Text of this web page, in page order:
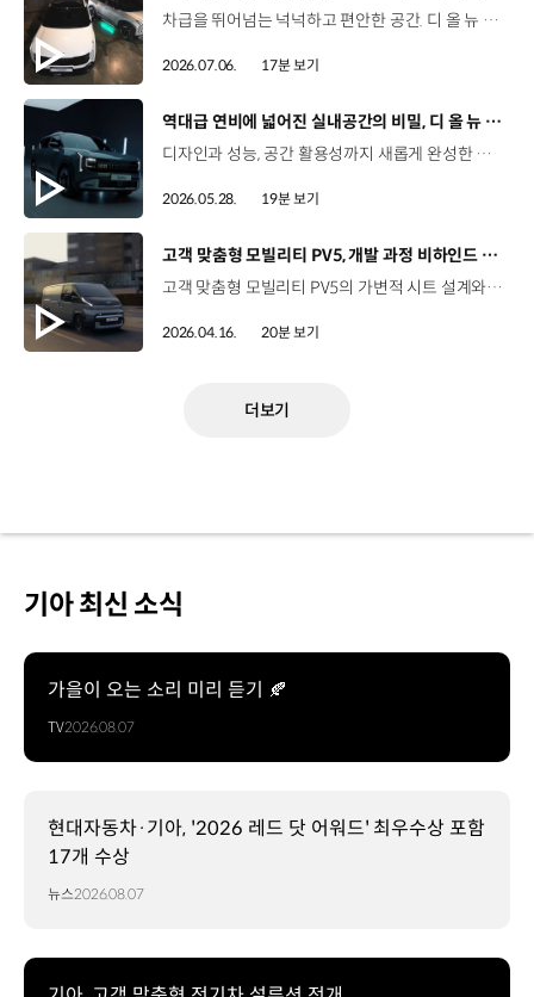
차급을 뛰어넘는 넉넉하고 편안한 공간. 디 올 뉴 셀토스를 선택한 오너들의 Talk🚗 00:00 인트로00:44 오너 프로필01:34 내가 디 올 뉴 셀토스를 선택한 이유03:13 첫차라서 더 소중해04:00 보다 크고 강인해진 디자인05:08 차급을 뛰어넘는 다재다능 실내공간06:03 아이들은 몰랐던 엄마의 새 차07:08 내가 2열 편의성을 고려한 이유09:03 V2L 기능09:58 스테이 모드10:35 ADAS12:11 오감으로 느끼는 사운드 - 1열 바이브로 사운드 시트13:47 내 차를 소개합니다16:32 나에게 셀토스란 #기아 #디올뉴셀토스 #오너토크 #소형SUV #중형급소형SUV #첨단운전자보조기능 #셀토스하이브리드연비 #셀토스하이브리드XLine디자인 #바이브로사운드시트 #휠베이스 #2열리클라이닝시트 #스마트파워테일게이트
2026.07.06. 17분 보기
[동영상]
역대급 연비에 넓어진 실내공간의 비밀, 디 올 뉴 셀토스 개발기
디자인과 성능, 공간 활용성까지 새롭게 완성한 디 올 뉴 셀토스.연구원이 직접 밝히는 풀체인지 개발 비하인드를 만나보세요. 01:35 연구원도 “이건 좀 갖고 싶은데?”라고 생각한 역대급 풀체인지02:22 디 올 뉴 셀토스, 좋은데 비싸다? 개발 연구진의 솔직한 마음03:27 Trial – 기존 셀토스의 최대 약점, NVH 성능 개선 목표03:58 Trial – 패밀리카를 염두에 둔 2열 공간 확보 목표04:48 Trial – 소형 SUV는 꼭 귀여워야 할까? 외장 디자인 목표05:51 Modify – 디 올 뉴 셀토스의 강인한 외관 디자인 탄생 배경07:07 Modify – 비행기 날개 같은 사이드미러 디자인, 고주파 휘슬 소음 잡아내다09:20 Modify – 2열 리클라이닝 시트, 24도의 비밀10:07 Modify – 짜릿한 음악 비트를 진동으로 전달하는, 바이브로 사운드 시트13:15 Improve – 차급을 넘어선 정숙성, 고급 세단 수준의 NVH 달성14:11 Improve – 더 넓고 더 여유롭게, 동급 최강의 2열과 적재공간15:47 Improve – 선택하는 재미까지 더했다, 확 달라진 컬러 라인업16:36 Improve – 연비, 활용성 모두 잡은 하이브리드 기술 소개 (HPC / V2L / 스테이 모드) #기아 #TMI토크 #디올뉴셀토스 #디올뉴셀토스하이브리드 #디올뉴셀토스디자인 #디올뉴셀토스시트 #디올뉴셀토스실내공간 #디올뉴셀토스가격 #디올뉴셀토스옵션 #디올뉴셀토스XLine 유튜브 바로 가가
2026.05.28. 19분 보기
[동영상]
고객 맞춤형 모빌리티 PV5, 개발 과정 비하인드 스토리
고객 맞춤형 모빌리티 PV5의 가변적 시트 설계와 최첨단 사양까지.승차감과 내구성을 모두 확보하기 위한 고민,연구원이 직접 밝히는 PV5 개발 스토리를 지금 만나보세요. 00:00 하이라이트00:49 PV5 프로젝트를 맡았을 때, 들었던 생각?02:06 Trial-고객의 니즈에서 개발을 시작한 PV5 프로젝트04:20 Modify-시트를 자동차 바닥으로 넣을 수 있다면? 카고 하이루프 ‘팝업 싱킹 시트’ 개발 스토리07:02 Modify-안전성과 승차감을 충족하는 현가장치 ‘후륜 사이드로드 발생형 CTBA’ 개발 스토리11:02 Modify-비즈니스의 무한 확장을 가능하게 하는 ‘신규 인포테인먼트‘ 개발 스토리12:50 Improve-운전하기 편안한 전기 밴13:29 Improve-넓은 실내공간 확보를 위한 노력14:37 최소 회전 반경 5.5m, 경차 수준의 회전 반경 확보한 PV516:05 안드로이드 기반 AAOS 최초로 적용한 PV517:46 ‘이게 정말 되네?’ 연구원들의 솔직한 PV5 개발 소감 #기아 #TMI토크 #PV5 #PV5카고 #PV5패신저 #PV5택시 #PV5하이루프 #PBV #PV5개발과정 #PV5특화기능 #PV5성능 #PV5공간활용 #PV5승차감 #PV5안정성 #고객맞춤형모빌리티 유튜브 바로 가기 >
2026.04.16. 20분 보기
더보기
기아 최신 소식
가을이 오는 소리 미리 듣기 🍂
TV2026.08.07
현대자동차·기아, '2026 레드 닷 어워드' 최우수상 포함
17개 수상
뉴스2026.08.07